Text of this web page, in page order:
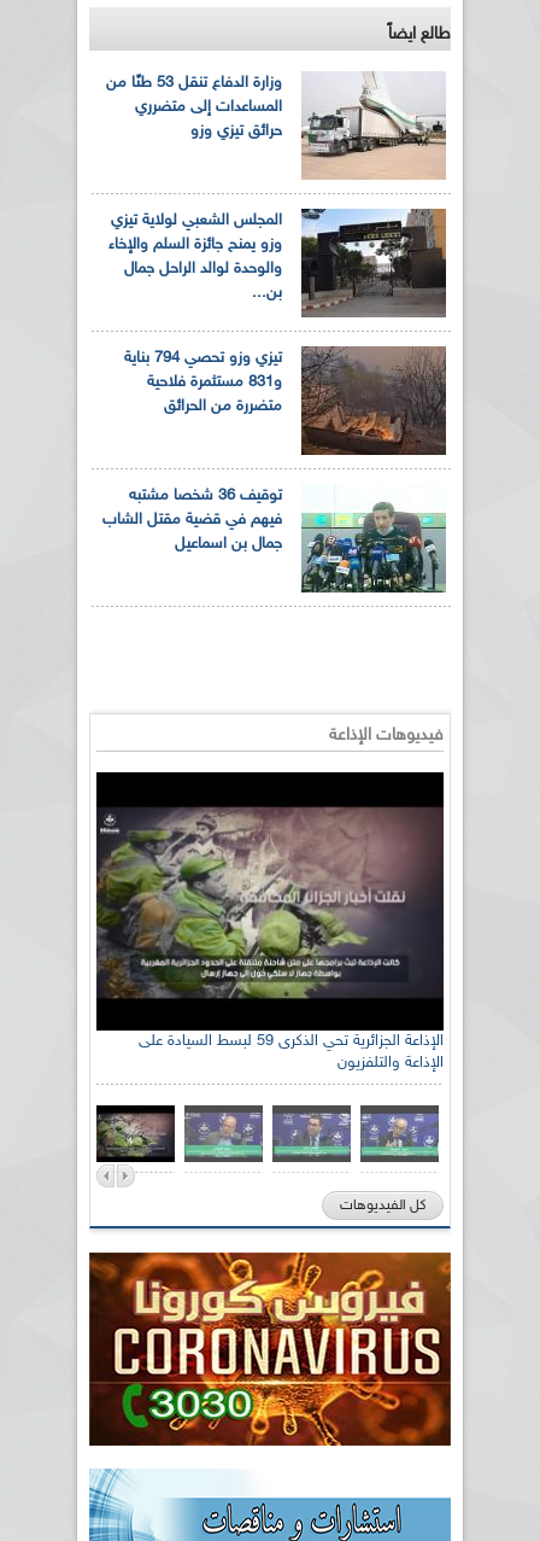
طالع ايضاً
وزارة الدفاع تنقل 53 طنًا من
المساعدات إلى متضرري
حرائق تيزي وزو
المجلس الشعبي لولاية تيزي
وزو يمنح جائزة السلم والإخاء
والوحدة لوالد الراحل جمال
بن...
تيزي وزو تحصي 794 بناية
و831 مستثمرة فلاحية
متضررة من الحرائق
توقيف 36 شخصا مشتبه
فيهم في قضية مقتل الشاب
جمال بن اسماعيل
فيديوهات الإذاعة
الإذاعة الجزائرية تحي الذكرى 59 لبسط السيادة على
الإذاعة والتلفزيون
كل الفيديوهات